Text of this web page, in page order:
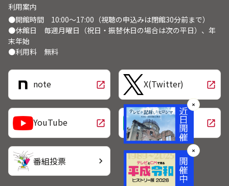
利用案内
●開館時間 10:00～17:00（視聴の申込みは閉館30分前まで）
●休館日 毎週月曜日（祝日・振替休日の場合は次の平日）、年
末年始
●利用料 無料
note open_in_new X(Twitter) open_in_new
YouTube open_in_new LINE open_in_new
番組投票 chevron_right
✕
✕